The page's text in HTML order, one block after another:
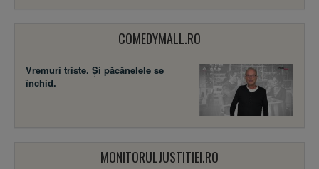
COMEDYMALL.RO
Vremuri triste. Şi păcănelele se
închid.
MONITORULJUSTITIEI.RO